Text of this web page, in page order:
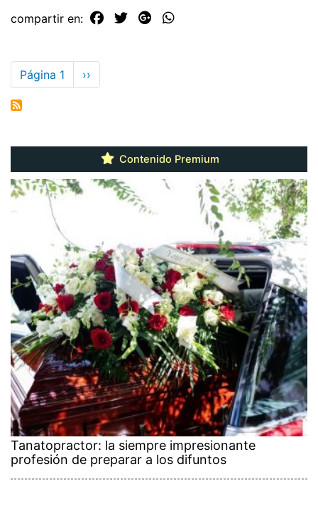
compartir en:
Paginación
Página 1
Siguiente
página
››
Contenido Premium
Tanatopractor: la siempre impresionante
profesión de preparar a los difuntos